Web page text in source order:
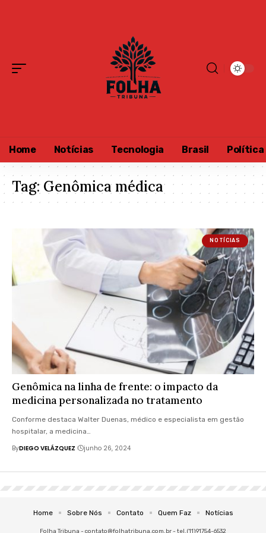
Home Notícias Tecnologia Brasil Política
Tag:Genômica médica
NOTÍCIAS
Genômica na linha de frente: o impacto da
medicina personalizada no tratamento
Conforme destaca Walter Duenas, médico e especialista em gestão
hospitalar, a medicina…
ByDIEGO VELÁZQUEZ junho 26, 2024
Folha Tribuna - contato@folhatribuna.com.br- tel.(11)91754-6532
Home Sobre Nós Contato Quem Faz Notícias